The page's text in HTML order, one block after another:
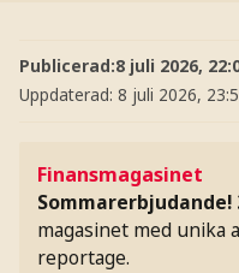
Publicerad:8 juli 2026,
Uppdaterad: 8 juli 2026,
Finansmagasinet
magasinet med unika
reportage.